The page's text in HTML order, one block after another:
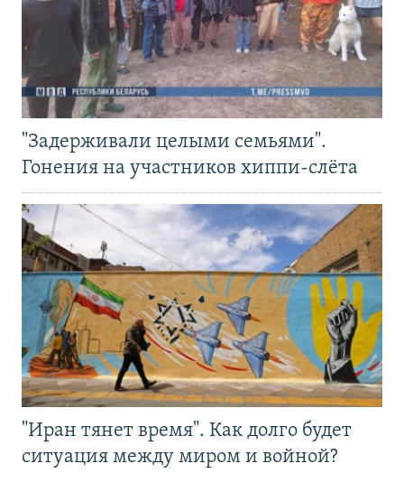
"Задерживали целыми семьями".
Гонения на участников хиппи-слёта
"Иран тянет время". Как долго будет
ситуация между миром и войной?